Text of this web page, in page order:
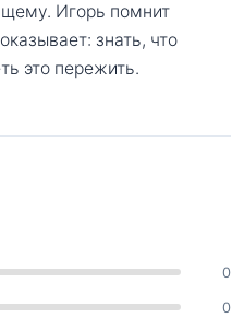
Игорь помнит
знать, что
это пережить.
0
0